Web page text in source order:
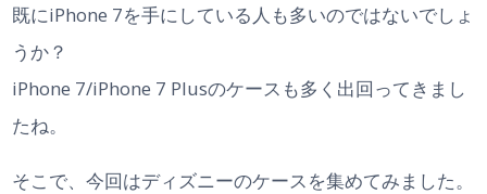
既にiPhone 7を手にしている人も多いのではないでしょ
うか？
iPhone 7/iPhone 7 Plusのケースも多く出回ってきまし
たね。
そこで、今回はディズニーのケースを集めてみました。